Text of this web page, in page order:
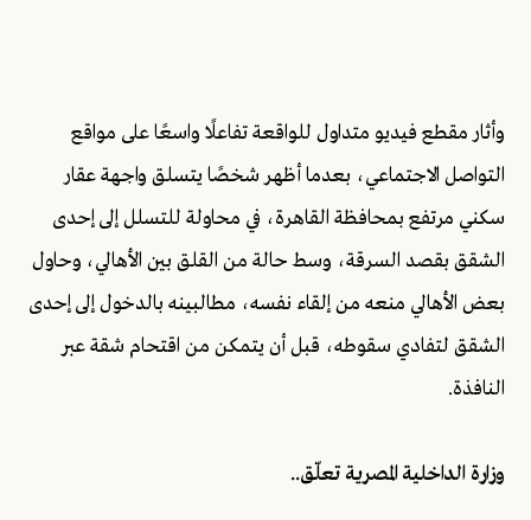
وأثار مقطع فيديو متداول للواقعة تفاعلًا واسعًا على مواقع
التواصل الاجتماعي، بعدما أظهر شخصًا يتسلق واجهة عقار
سكني مرتفع بمحافظة القاهرة، في محاولة للتسلل إلى إحدى
الشقق بقصد السرقة، وسط حالة من القلق بين الأهالي، وحاول
بعض الأهالي منعه من إلقاء نفسه، مطالبينه بالدخول إلى إحدى
الشقق لتفادي سقوطه، قبل أن يتمكن من اقتحام شقة عبر
النافذة.
وزارة الداخلية المصرية تعلّق..